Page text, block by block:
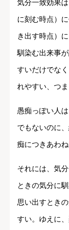
気分一致効果
に刻む時点）
き出す時点）
馴染む出来事
すいだけでな
れやすい、つ
愚痴っぽい人
でもないのに
痴につきあわね
それには、気
ときの気分に
思い出すとき
すい。ゆえに